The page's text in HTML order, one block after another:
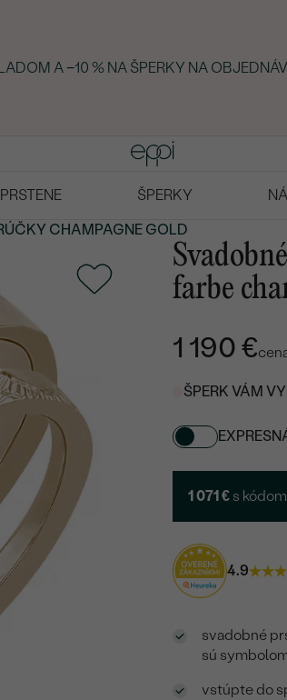
A −10 % NA ŠPERKY NA
ŠPERKY
CHAMPAGNE GOLD
farbe
1 190 €
ŠPERK VÁM
1 071 € s
4.9
svadobné
sú
vstúpte do